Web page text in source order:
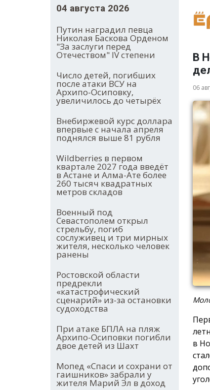
04 августа 2026
Путин наградил певца
Николая Баскова Орденом
"За заслуги перед
Отечеством" IV степени
Число детей, погибших
после атаки ВСУ на
Архипо-Осиповку,
увеличилось до четырёх
Внебиржевой курс доллара
впервые с начала апреля
поднялся выше 81 рубля
Wildberries в первом
квартале 2027 года введёт
в Астане и Алма-Ате более
260 тысяч квадратных
метров складов
Военный под
Севастополем открыл
стрельбу, погиб
сослуживец и три мирных
жителя, несколько человек
ранены
Ростовской области
предрекли
«катастрофический
сценарий» из-за остановки
судоходства
При атаке БПЛА на пляж
Архипо-Осиповки погибли
двое детей из Шахт
Мопед «Спаси и сохрани от
гаишников» забрали у
жителя Марий Эл в доход
В
06
в